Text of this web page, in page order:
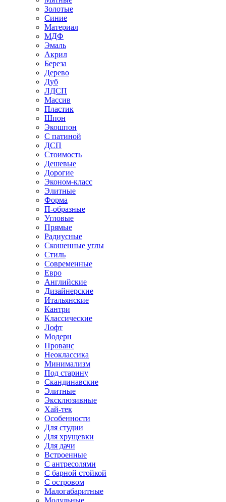
Золотые
Синие
Материал
МДФ
Эмаль
Акрил
Береза
Дерево
Дуб
ЛДСП
Массив
Пластик
Шпон
Экошпон
С патиной
ДСП
Стоимость
Дешевые
Дорогие
Эконом-класс
Элитные
Форма
П-образные
Угловые
Прямые
Радиусные
Скошенные углы
Стиль
Современные
Евро
Английские
Дизайнерские
Итальянские
Кантри
Классические
Лофт
Модерн
Прованс
Неоклассика
Минимализм
Под старину
Скандинавские
Элитные
Эксклюзивные
Хай-тек
Особенности
Для студии
Для хрущевки
Для дачи
Встроенные
С антресолями
С барной стойкой
С островом
Малогабаритные
Модульные